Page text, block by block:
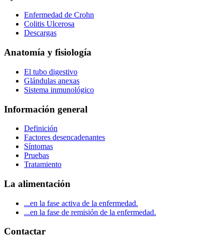
Enfermedad de Crohn
Colitis Ulcerosa
Descargas
Anatomía y fisiología
El tubo digestivo
Glándulas anexas
Sistema inmunológico
Información general
Definición
Factores desencadenantes
Síntomas
Pruebas
Tratamiento
La alimentación
...en la fase activa de la enfermedad.
...en la fase de remisión de la enfermedad.
Contactar